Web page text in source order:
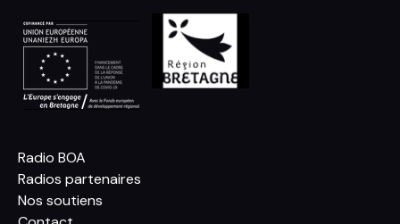
Radio BOA
Radios partenaires
Nos soutiens